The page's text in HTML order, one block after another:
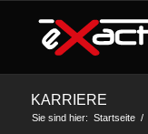
KARRIERE
Sie sind hier: Startseite /